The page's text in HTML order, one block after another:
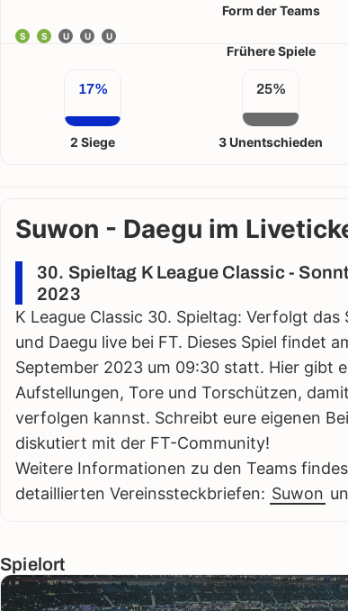
Form der Teams
S S U U U
Frühere Spiele
17%
2 Siege
25%
3 Unentschieden
Suwon - Daegu im
30. Spieltag K League Classic -
2023
K League Classic 30. Spieltag: Verfolgt das
und Daegu live bei FT. Dieses Spiel findet
September 2023 um 09:30 statt. Hier gibt
Aufstellungen, Tore und Torschützen,
verfolgen kannst. Schreibt eure eigenen
diskutiert mit der FT-Community!
Weitere Informationen zu den Teams
detaillierten Vereinssteckbriefen: Suwon
Spielort